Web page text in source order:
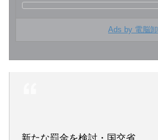
Ads by 電脳卸
新たな罰金を検討・国交省